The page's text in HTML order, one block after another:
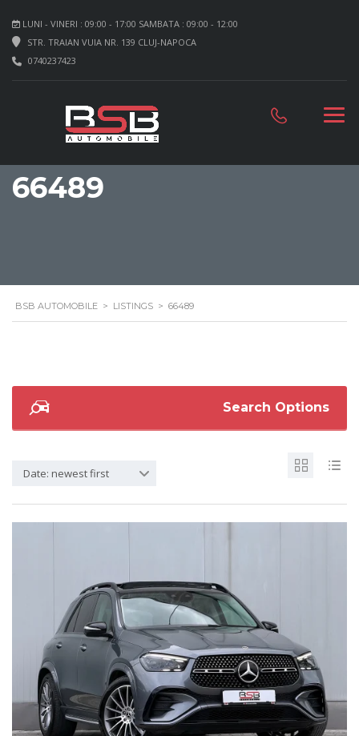
LUNI - VINERI : 09:00 - 17:00 SAMBATA : 09:00 - 12:00
STR. TRAIAN VUIA NR. 139 CLUJ-NAPOCA
0740237423
66489
BSB AUTOMOBILE > LISTINGS > 66489
Search Options
Date: newest first